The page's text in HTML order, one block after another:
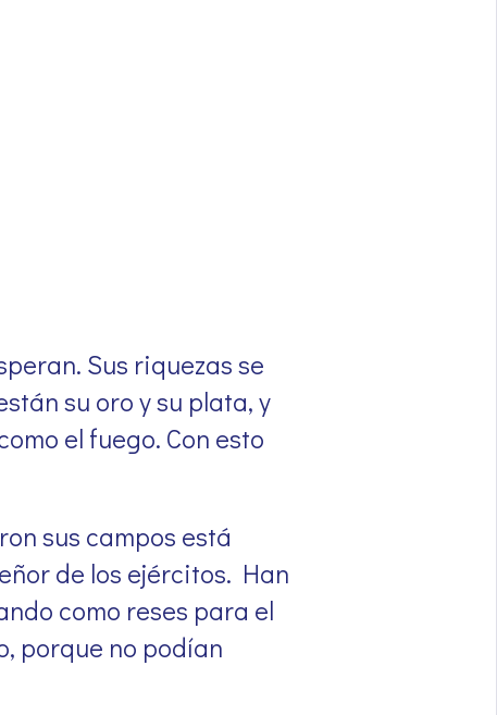
Sus riquezas se
su oro y su plata, y
el fuego. Con esto
sus campos está
de los ejércitos. Han
como reses para el
porque no podían